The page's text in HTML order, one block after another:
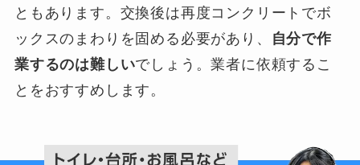
ともあります。交換後は再度コンクリートでボ
ックスのまわりを固める必要があり、
自分で作
業するのは難しいでしょう。業者に依頼するこ
とをおすすめします。